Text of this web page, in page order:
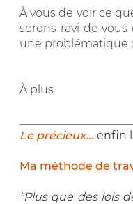
À vous de voir ce
serons ravi de
une problématique
À plus
Le précieux... enfin
Ma méthode de
"Plus que des lois